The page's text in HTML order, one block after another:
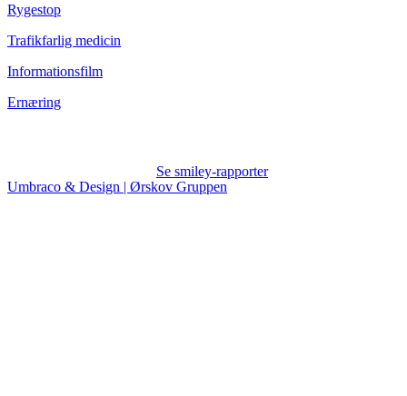
Rygestop
Trafikfarlig medicin
Informationsfilm
Ernæring
Se smiley-rapporter
Umbraco & Design | Ørskov Gruppen